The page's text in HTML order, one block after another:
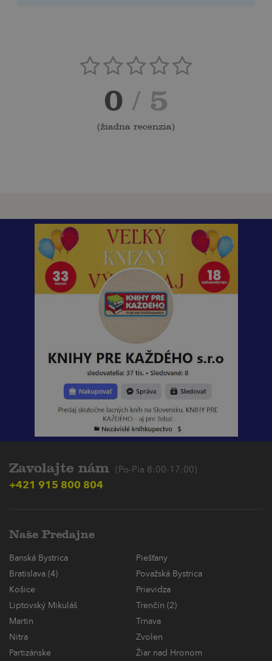
0 / 5
(žiadna recenzia)
Zavolajte nám (Po-Pia 8:00-17:00)
+421 915 800 804
Naše Predajne
Banská Bystrica
Piešťany
Bratislava (4)
Považská Bystrica
Košice
Prievidza
Liptovský Mikuláš
Trenčín (2)
Martin
Trnava
Nitra
Zvolen
Partizánske
Žiar nad Hronom